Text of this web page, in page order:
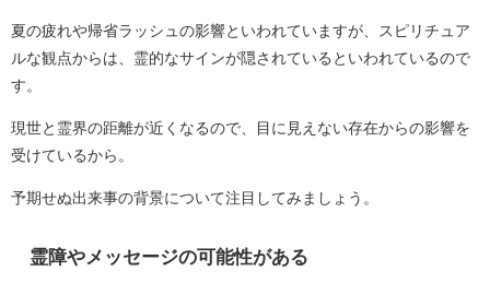
夏の疲れや帰省ラッシュの影響といわれていますが、スピリチュア
ルな観点からは、霊的なサインが隠されているといわれているので
す。
現世と霊界の距離が近くなるので、目に見えない存在からの影響を
受けているから。
予期せぬ出来事の背景について注目してみましょう。
霊障やメッセージの可能性がある